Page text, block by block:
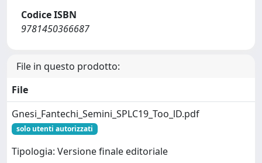
Codice ISBN
9781450366687
File in questo prodotto:
File
Gnesi_Fantechi_Semini_SPLC19_Too_lD.pdf
solo utenti autorizzati
Tipologia: Versione finale editoriale